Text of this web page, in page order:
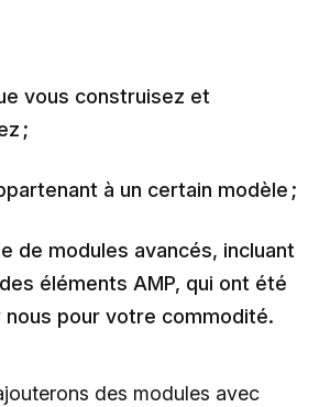
vous construisez et
;
à un certain modèle ;
de modules avancés, incluant
éléments AMP, qui ont été
nous pour votre commodité.
des modules avec